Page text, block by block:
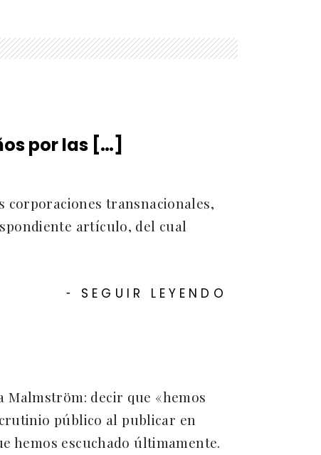
por las […]
corporaciones transnacionales,
artículo, del cual
- SEGUIR LEYENDO
decir que «hemos
público al publicar en
hemos escuchado últimamente.